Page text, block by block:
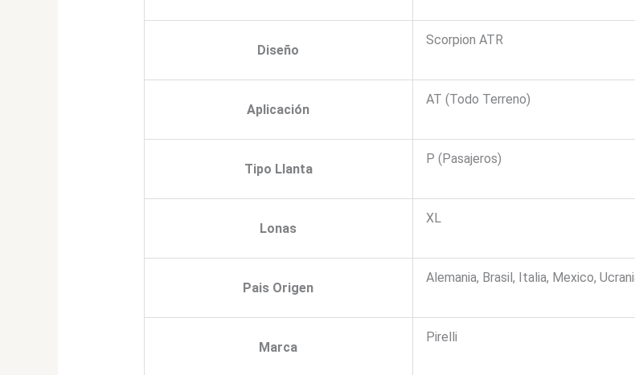
Diseño
Scorpion ATR
Aplicación
AT (Todo Terreno)
Tipo Llanta
P (Pasajeros)
Lonas
XL
Pais Origen
Alemania, Brasil, Italia, Mexico,
Marca
Pirelli